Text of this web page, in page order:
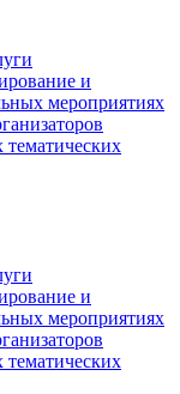
и
мероприятиях
тематических
и
мероприятиях
тематических